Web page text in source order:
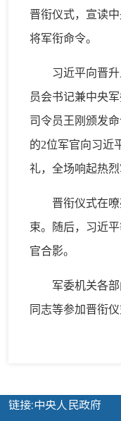
晋衔仪式，宣读
将军衔命令。
习近平向晋
员会书记兼中央
司令员王刚颁发
的2位军官向习近
礼，全场响起热烈
晋衔仪式在
束。随后，习近
官合影。
军委机关各
同志等参加晋衔仪
链接:中央人民政府